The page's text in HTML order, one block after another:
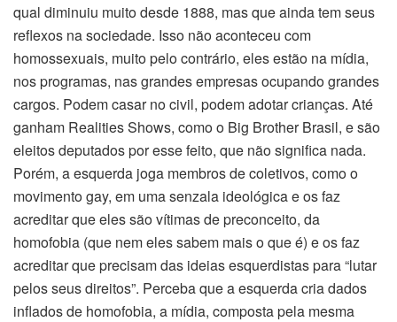
qual diminuiu muito desde 1888, mas que ainda tem seus
reflexos na sociedade. Isso não aconteceu com
homossexuais, muito pelo contrário, eles estão na mídia,
nos programas, nas grandes empresas ocupando grandes
cargos. Podem casar no civil, podem adotar crianças. Até
ganham Realities Shows, como o Big Brother Brasil, e são
eleitos deputados por esse feito, que não significa nada.
Porém, a esquerda joga membros de coletivos, como o
movimento gay, em uma senzala ideológica e os faz
acreditar que eles são vítimas de preconceito, da
homofobia (que nem eles sabem mais o que é) e os faz
acreditar que precisam das ideias esquerdistas para “lutar
pelos seus direitos”. Perceba que a esquerda cria dados
inflados de homofobia, a mídia, composta pela mesma